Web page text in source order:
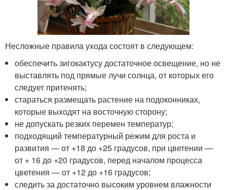
Несложные правила ухода состоят в следующем:
обеспечить зигокактусу достаточное освещение, но не
выставлять под прямые лучи солнца, от которых его
следует притенять;
стараться размещать растение на подоконниках,
которые выходят на восточную сторону;
не допускать резких перемен температур;
подходящий температурный режим для роста и
развития — от +18 до +25 градусов, при цветении —
от + 16 до +20 градусов, перед началом процесса
цветения — от +12 до +16 градусов;
следить за достаточно высоким уровнем влажности